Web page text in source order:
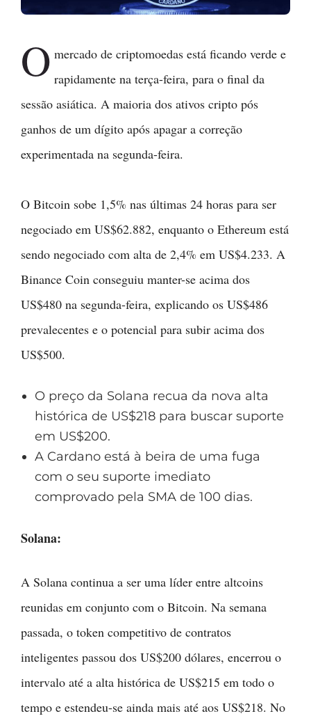
O mercado de criptomoedas está ficando verde e
rapidamente na terça-feira, para o final da
sessão asiática. A maioria dos ativos cripto pós
ganhos de um dígito após apagar a correção
experimentada na segunda-feira.
O Bitcoin sobe 1,5% nas últimas 24 horas para ser
negociado em US$62.882, enquanto o Ethereum está
sendo negociado com alta de 2,4% em US$4.233. A
Binance Coin conseguiu manter-se acima dos
US$480 na segunda-feira, explicando os US$486
prevalecentes e o potencial para subir acima dos
US$500.
O preço da Solana recua da nova alta
histórica de US$218 para buscar suporte
em US$200.
A Cardano está à beira de uma fuga
com o seu suporte imediato
comprovado pela SMA de 100 dias.
Solana:
A Solana continua a ser uma líder entre altcoins
reunidas em conjunto com o Bitcoin. Na semana
passada, o token competitivo de contratos
inteligentes passou dos US$200 dólares, encerrou o
intervalo até a alta histórica de US$215 em todo o
tempo e estendeu-se ainda mais até aos US$218. No